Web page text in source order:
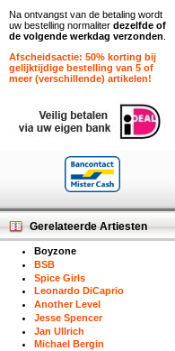
Na ontvangst van de betaling wordt
uw bestelling normaliter dezelfde of
de volgende werkdag verzonden
Afscheidsactie: 50% korting bij
gelijktijdige bestelling van 5 of
meer (verschillende) artikelen!
Gerelateerde Artiesten
Boyzone
BSB
Spice Girls
Leonardo DiCaprio
Another Level
Jesse Spencer
Jan Ullrich
Michael Bergin